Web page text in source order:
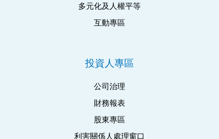
多元化及人權平等
互動專區
投資人專區
公司治理
財務報表
股東專區
利害關係人處理窗口